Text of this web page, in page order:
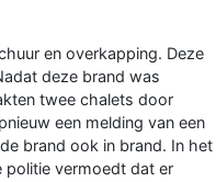
en overkapping. Deze
deze brand was
twee chalets door
een melding van een
brand ook in brand. In het
politie vermoedt dat er